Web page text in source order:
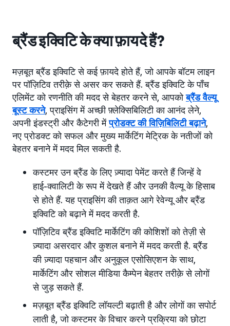
ब्रैंड इक्विटि के क्या फ़ायदे हैं?
मज़बूत ब्रैंड इक्विटि से कई फ़ायदे होते हैं, जो आपके बॉटम लाइन
पर पॉज़िटिव तरीक़े से असर कर सकते हैं. ब्रैंड इक्विटि के पाँच
एलिमेंट को रणनीति की मदद से बेहतर करने से, आपकोब्रैंड वैल्यू
बूस्ट करने, प्राइसिंग में अच्छी फ़्लेक्सिबिलिटी का आनंद लेने,
अपनी इंडस्ट्री और कैटेगरी मेंप्रोडक्ट की विज़िबिलिटी बढ़ाने,
नए प्रोडक्ट को सफल और मुख्य मार्केटिंग मेट्रिक के नतीजों को
बेहतर बनाने में मदद मिल सकती है.
कस्टमर उन ब्रैंड के लिए ज़्यादा पेमेंट करते हैं जिन्हें वे
हाई-क्वालिटी के रूप में देखते हैं और उनकी वैल्यू के हिसाब
से होते हैं. यह प्राइसिंग की ताक़त आगे रेवेन्यू और ब्रैंड
इक्विटि को बढ़ाने में मदद करती है.
पॉज़िटिव ब्रैंड इक्विटि मार्केटिंग की कोशिशों को तेज़ी से
ज़्यादा असरदार और कुशल बनाने में मदद करती है. ब्रैंड
की ज़्यादा पहचान और अनुकूल एसोसिएशन के साथ,
मार्केटिंग और सोशल मीडिया कैम्पेन बेहतर तरीक़े से लोगों
से जुड़ सकते हैं.
मज़बूत ब्रैंड इक्विटि लॉयल्टी बढ़ाती है और लोगों का सपोर्ट
लाती है, जो कस्टमर के विचार करने प्रक्रिया को छोटा